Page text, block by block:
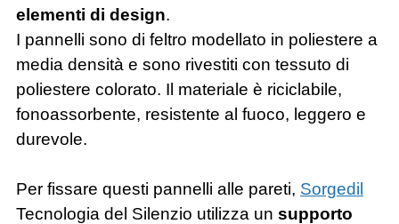
elementi di design.
I pannelli sono di feltro modellato in poliestere a
media densità e sono rivestiti con tessuto di
poliestere colorato. Il materiale è riciclabile,
fonoassorbente, resistente al fuoco, leggero e
durevole.
Per fissare questi pannelli alle pareti, Sorgedil
Tecnologia del Silenzio utilizza un supporto